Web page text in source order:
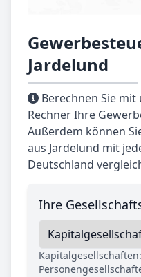
Jardelund
Berechnen Sie
Rechner Ihre
Außerdem können
aus Jardelund mit
Deutschland
Ihre
Kapitalgesellschaften: